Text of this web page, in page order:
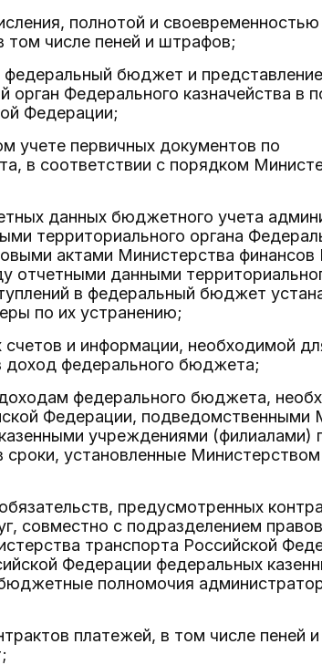
полнотой и своевременностью
числе пеней и штрафов;
федеральный бюджет и представление
Федерального казначейства в
Федерации;
учете первичных документов по
в соответствии с порядком
данных бюджетного учета
территориального органа
актами Министерства финансов
данными
в федеральный бюджет
по их устранению;
и информации, необходимой
доход федерального бюджета;
федерального бюджета,
Федерации, подведомственными
учреждениями (филиалами)
установленные
предусмотренных
совместно с подразделением
транспорта Российской
Федерации федеральных
полномочия
платежей, в том числе пеней